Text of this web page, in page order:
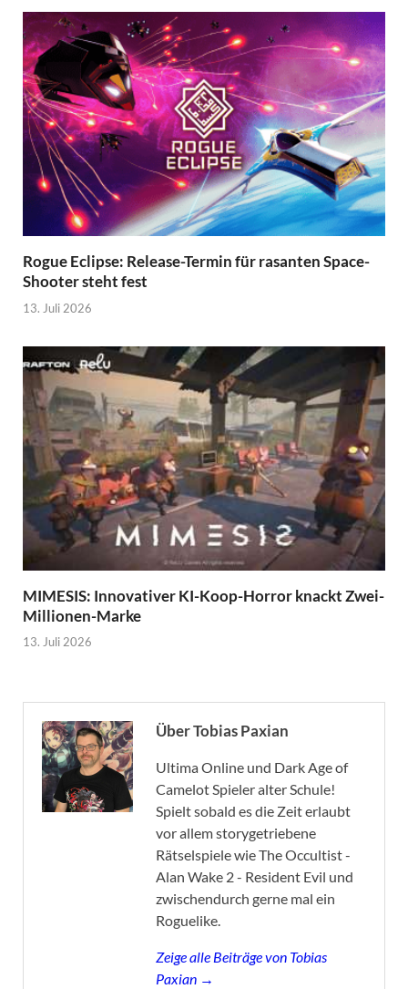
Rogue Eclipse: Release-Termin für rasanten Space-
Shooter steht fest
13. Juli 2026
MIMESIS: Innovativer KI-Koop-Horror knackt Zwei-
Millionen-Marke
13. Juli 2026
Über Tobias Paxian
Ultima Online und Dark Age of
Camelot Spieler alter Schule!
Spielt sobald es die Zeit erlaubt
vor allem storygetriebene
Rätselspiele wie The Occultist -
Alan Wake 2 - Resident Evil und
zwischendurch gerne mal ein
Roguelike.
Zeige alle Beiträge von Tobias
Paxian →